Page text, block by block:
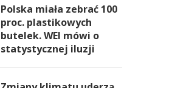
Polska miała zebrać 100
proc. plastikowych
butelek. WEI mówi o
statystycznej iluzji